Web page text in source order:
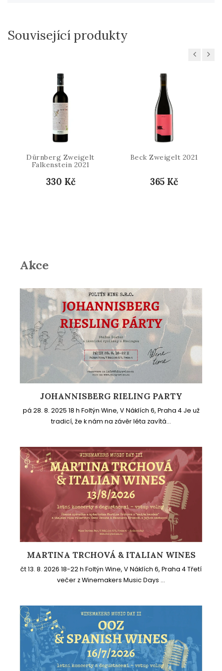
Související produkty
Previous
Dürnberg Zweigelt
Falkenstein 2021
330 Kč
Beck Zweigelt 2021
365 Kč
Next
Akce
JOHANNISBERG RIELING PARTY
pá 28. 8. 2025 18 h Foltýn Wine, V Náklích 6, Praha 4 Je už
tradicí, že k nám na závěr léta zavítá...
MARTINA TRCHOVÁ & ITALIAN WINES
čt 13. 8. 2026 18-22 h Foltýn Wine, V Náklích 6, Praha 4 Třetí
večer z Winemakers Music Days ...